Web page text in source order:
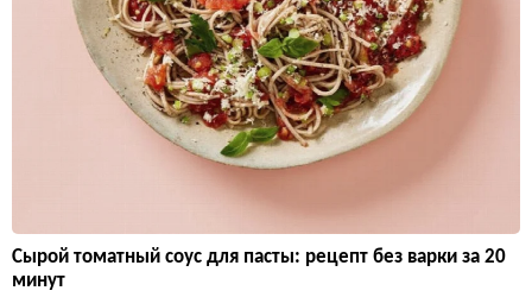
Сырой томатный соус для пасты: рецепт без варки за 20
минут